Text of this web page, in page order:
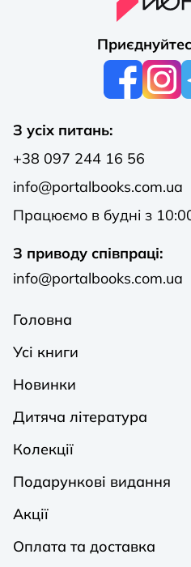
З усіх питань:
+38 097 244 16 56
info@portalbooks.com.ua
Працюємо в будні з
З приводу співпраці:
info@portalbooks.com.ua
Головна
Усі книги
Новинки
Дитяча література
Колекції
Подарункові видання
Акції
Оплата та доставка